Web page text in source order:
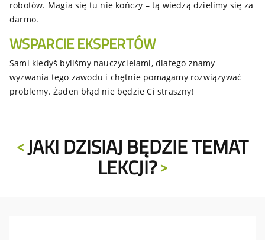
robotów. Magia się tu nie kończy – tą wiedzą dzielimy się za
darmo.
WSPARCIE EKSPERTÓW
Sami kiedyś byliśmy nauczycielami, dlatego znamy
wyzwania tego zawodu i chętnie pomagamy rozwiązywać
problemy. Żaden błąd nie będzie Ci straszny!
JAKI DZISIAJ BĘDZIE TEMAT
LEKCJI?